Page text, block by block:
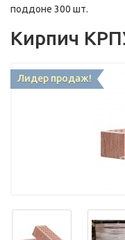
поддоне 300 шт.
Кирпич
Лидер продаж!